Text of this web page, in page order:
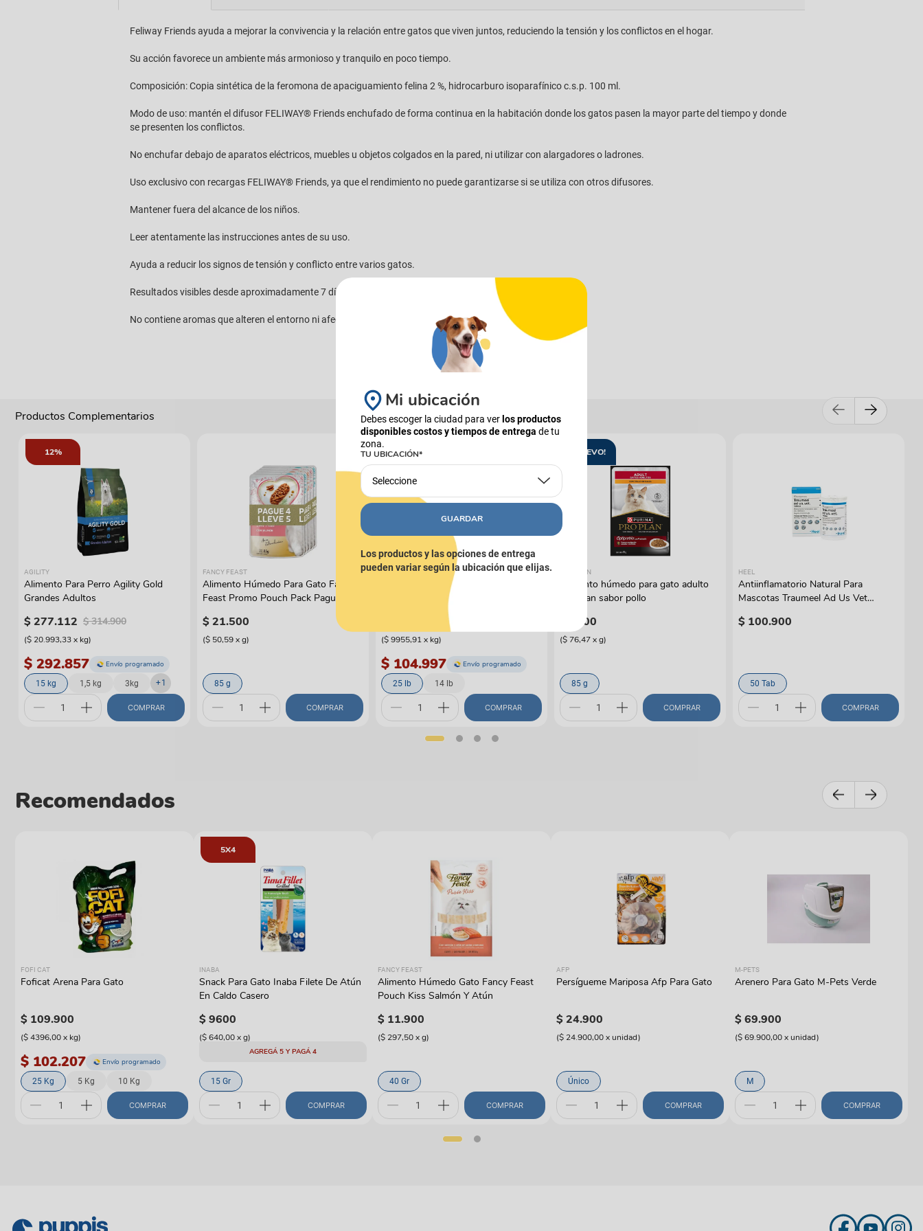
Feliway Friends ayuda a mejorar la convivencia y la relación entre gatos que viven juntos, reduciendo la tensión y los conflictos en el hogar.
Su acción favorece un ambiente más armonioso y tranquilo en poco tiempo.
Composición: Copia sintética de la feromona de apaciguamiento felina 2 %, hidrocarburo isoparafínico c.s.p. 100 ml.
Modo de uso: mantén el difusor FELIWAY® Friends enchufado de forma continua en la habitación donde los gatos pasen la mayor parte del tiempo y donde
se presenten los conflictos.
No enchufar debajo de aparatos eléctricos, muebles u objetos colgados en la pared, ni utilizar con alargadores o ladrones.
Uso exclusivo con recargas FELIWAY® Friends, ya que el rendimiento no puede garantizarse si se utiliza con otros difusores.
Mantener fuera del alcance de los niños.
Leer atentamente las instrucciones antes de su uso.
Ayuda a reducir los signos de tensión y conflicto entre varios gatos.
Resultados visibles desde aproximadamente 7 días, con una eficacia continua de hasta 30 días.
No contiene aromas que alteren el entorno ni afecten la convivencia.
Productos Complementarios
12%
AGILITY
Alimento Para Perro Agility Gold
Grandes Adultos
$277.112 $ 314.900
($ 20.993,33x kg)
$ 292.857 Envío programado
15 kg 1,5 kg 3kg +1
COMPRAR
FANCY FEAST
Alimento Húmedo Para Gato Fancy
Feast Promo Pouch Pack Pague 4
$21.500
($ 50,59xg)
85 g
COMPRAR
FRESH STEP
Arena Para Gato Fresh Step Multi
Cat Con Febreze
($ 9955,91x kg)
$ 104.997 Envío programado
25 lb 14 lb
COMPRAR
¡NUEVO!
PRO PLAN
Alimento húmedo para gato adulto
Pro Plan sabor pollo
6500
($ 76,47xg)
85 g
COMPRAR
HEEL
Antiinflamatorio Natural Para
Mascotas Traumeel Ad Us Vet
$ 100.900
50 Tab
COMPRAR
Recomendados
FOFI CAT
Foficat Arena Para Gato
$ 109.900
($ 4396,00x kg)
$ 102.207 Envío programado
25 Kg 5 Kg 10 Kg
COMPRAR
5X4
INABA
Snack Para Gato Inaba Filete De Atún
En Caldo Casero
$9600
($ 640,00xg)
AGREGÁ 5 Y PAGÁ 4
15 Gr
COMPRAR
FANCY FEAST
Alimento Húmedo Gato Fancy Feast
Pouch Kiss Salmón Y Atún
$ 11.900
($ 297,50xg)
40 Gr
COMPRAR
AFP
Persígueme Mariposa Afp Para Gato
$24.900
($ 24.900,00xunidad)
Único
COMPRAR
M-PETS
Arenero Para Gato M-Pets Verde
$69.900
($ 69.900,00xunidad)
M
COMPRAR
Mi ubicación
Debes escoger la ciudad para verlos productos
disponibles costos y tiempos de entrega de tu
zona.
TU UBICACIÓN*
Seleccione
GUARDAR
Los productos y las opciones de entrega
pueden variar según la ubicación que elijas.